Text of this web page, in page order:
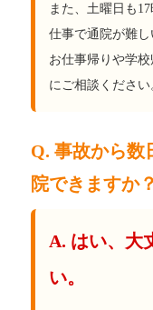
また、土曜日も
仕事で通院が難し
お仕事帰りや学
にご相談ください
Q. 事故から数
院できますか？
A. はい、大
い。